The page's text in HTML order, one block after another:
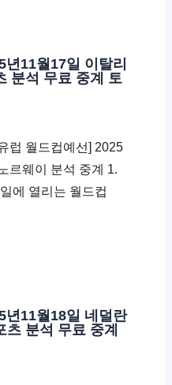
11월17일 이탈리
분석 무료 중계 토
럽 월드컵예선] 2025
르웨이 분석 중계 1.
에 열리는 월드컵
년11월18일 네덜란
분석 무료 중계